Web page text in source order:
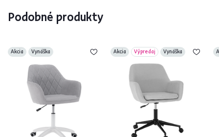
Podobné produkty
Akcia Vynáška Akcia Výpredaj Vynáška